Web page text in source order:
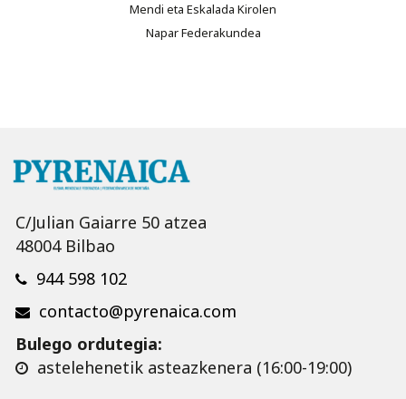
Mendi eta Eskalada Kirolen
Napar Federakundea
C/Julian Gaiarre 50 atzea
48004 Bilbao
944 598 102
contacto@pyrenaica.com
Bulego ordutegia:
astelehenetik asteazkenera (16:00-19:00)